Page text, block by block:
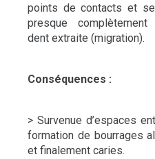
points de contacts et se
presque complètement
dent extraite (migration).
Conséquences :
> Survenue d’espaces
formation de bourrages
et finalement caries.